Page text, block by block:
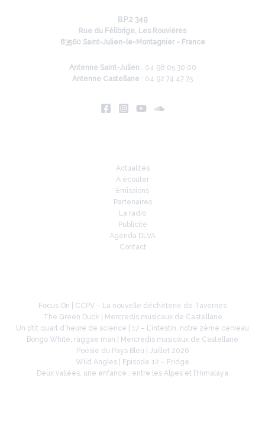
B.P.2 349
Rue du Félibrige, Les Rouvières
83560 Saint-Julien-le-Montagnier - France
Antenne Saint-Julien : 04 98 05 30 00
Antenne Castellane : 04 92 74 47 75
Actualités
À écouter
Émissions
Partenaires
La radio
Publicité
Agenda DLVA
Contact
Focus On | CCPV – La nouvelle déchèterie de Tavernes
The Green Duck | Mercredis musicaux de Castellane
Un p’tit quart d’heure de science | 17 – L’intestin, notre 2ème cerveau
Bongo White, raggae man | Mercredis musicaux de Castellane
Poésie du Pays Bleu | Juillet 2026
Wild Angles | Episode 12 – Fridge
Deux vallées, une enfance : entre les Alpes et l’Himalaya